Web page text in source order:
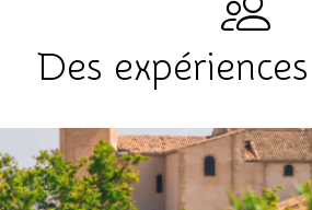
Des expériences